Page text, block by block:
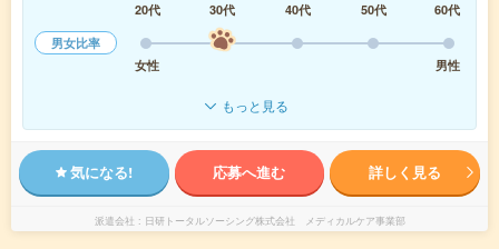
20代
30代 40代 50代
60代
男女比率
女性
男性
もっと見る
気になる! 応募へ進む 詳しく見る
派遣会社 日研トータルソーシング株式会社 メディカルケア事業部